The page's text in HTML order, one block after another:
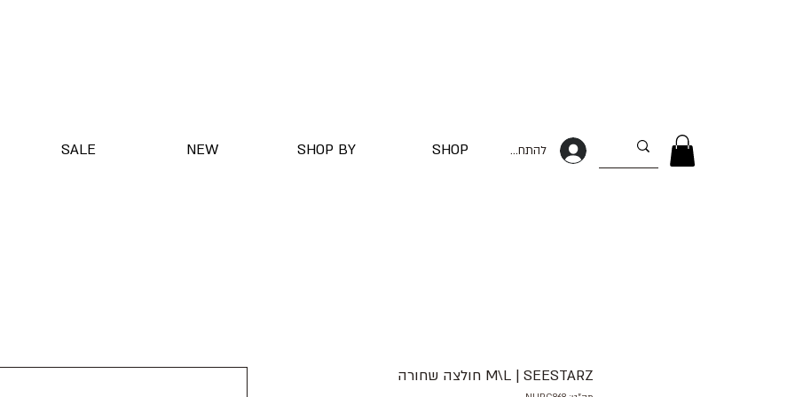
להתחברות SALE NEW SHOP BY SHOP
M\L | SEESTARZ חולצה שחורה